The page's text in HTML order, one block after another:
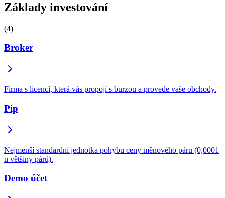
Základy investování
(4)
Broker
Firma s licencí, která vás propojí s burzou a provede vaše obchody.
Pip
Nejmenší standardní jednotka pohybu ceny měnového páru (0,0001
u většiny párů).
Demo účet